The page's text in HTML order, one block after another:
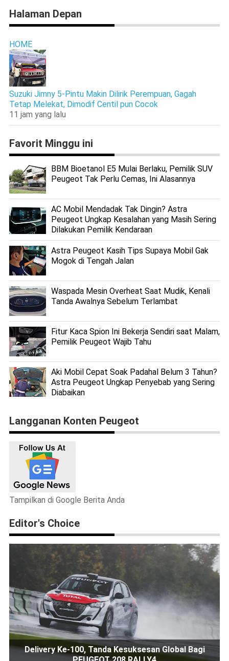
Halaman Depan
HOME
Suzuki Jimny 5-Pintu Makin Dilirik Perempuan, Gagah
Tetap Melekat, Dimodif Centil pun Cocok
11 jam yang lalu
Favorit Minggu ini
BBM Bioetanol E5 Mulai Berlaku, Pemilik SUV
Peugeot Tak Perlu Cemas, Ini Alasannya
AC Mobil Mendadak Tak Dingin? Astra
Peugeot Ungkap Kesalahan yang Masih Sering
Dilakukan Pemilik Kendaraan
Astra Peugeot Kasih Tips Supaya Mobil Gak
Mogok di Tengah Jalan
Waspada Mesin Overheat Saat Mudik, Kenali
Tanda Awalnya Sebelum Terlambat
Fitur Kaca Spion Ini Bekerja Sendiri saat Malam,
Pemilik Peugeot Wajib Tahu
Aki Mobil Cepat Soak Padahal Belum 3 Tahun?
Astra Peugeot Ungkap Penyebab yang Sering
Diabaikan
Langganan Konten Peugeot
Tampilkan di Google Berita Anda
Editor's Choice
Delivery Ke-100, Tanda Kesuksesan Global Bagi